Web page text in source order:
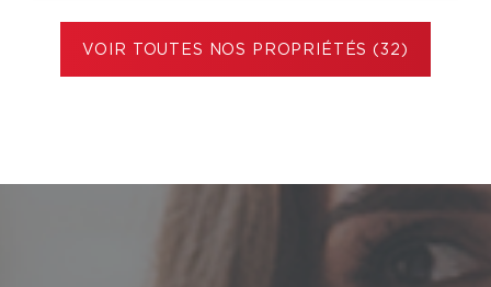
VOIR TOUTES NOS PROPRIÉTÉS (32)